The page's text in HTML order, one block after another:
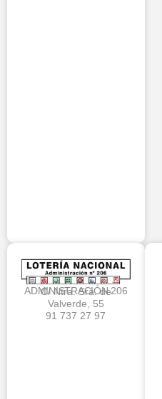
ADMINISTRACIÓN 206
C/ Ntra. Sra. de
Valverde, 55
91 737 27 97